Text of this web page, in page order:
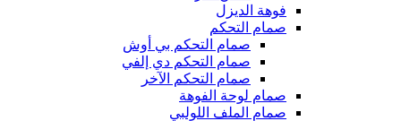
فوهة الديزل
صمام التحكم
صمام التحكم بي أوش
صمام التحكم دي إلفي
صمام التحكم الآخر
صمام لوحة الفوهة
صمام الملف اللولبي